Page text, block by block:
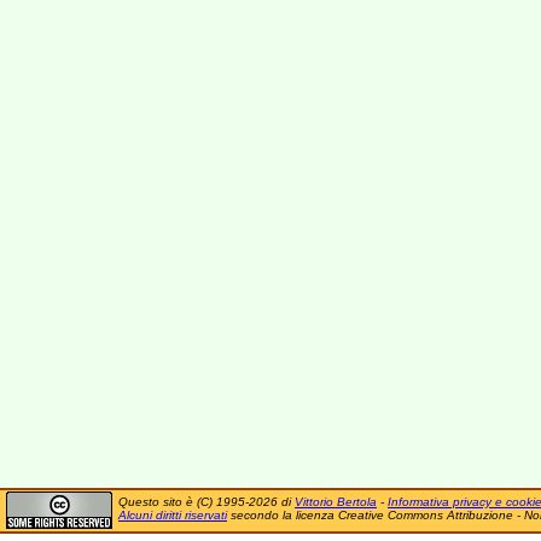
Questo sito è (C) 1995-2026 di Vittorio Bertola - Informativa privacy e cookie
Alcuni diritti riservatisecondo la licenza Creative Commons Attribuzione -